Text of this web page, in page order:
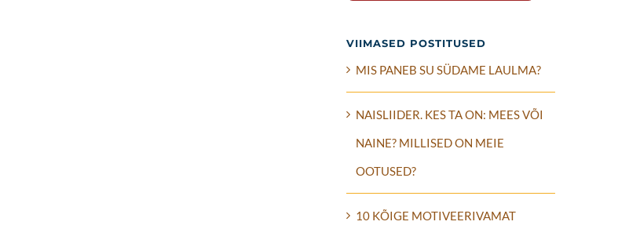
VIIMASED POSTITUSED
MIS PANEB SU SÜDAME LAULMA?
NAISLIIDER. KES TA ON: MEES VÕI
NAINE? MILLISED ON MEIE
OOTUSED?
10 KÕIGE MOTIVEERIVAMAT